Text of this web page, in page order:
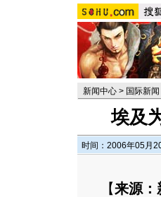
新闻中心 > 国际新闻
埃及
时间：2006年05月
【来源：